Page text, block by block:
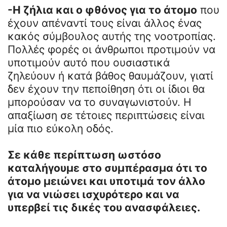
-Η ζήλια και ο φθόνος για το άτομο που
έχουν απέναντί τους είναι άλλος ένας
κακός σύμβουλος αυτής της νοοτροπίας.
Πολλές φορές οι άνθρωποι προτιμούν να
υποτιμούν αυτό που ουσιαστικά
ζηλεύουν ή κατά βάθος θαυμάζουν, γιατί
δεν έχουν την πεποίθηση ότι οι ίδιοι θα
μπορούσαν να το συναγωνιστούν. Η
απαξίωση σε τέτοιες περιπτώσεις είναι
μία πιο εύκολη οδός.
Σε κάθε περίπτωση ωστόσο
καταλήγουμε στο συμπέρασμα ότι το
άτομο μειώνει και υποτιμά τον άλλο
για να νιώσει ισχυρότερο και να
υπερβεί τις δικές του ανασφάλειες.